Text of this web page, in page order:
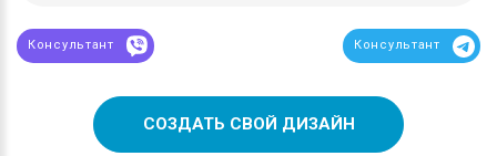
Консультант Консультант
СОЗДАТЬ СВОЙ ДИЗАЙН